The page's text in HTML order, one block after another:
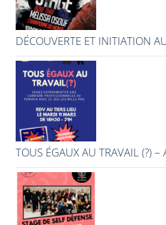
DÉCOUVERTE ET INITIATION
TOUS ÉGAUX AU TRAVAIL (?) –